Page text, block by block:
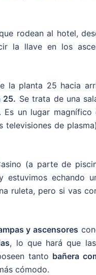
rodean al hotel,
la llave en los
la planta 25 hacia
25. Se trata de una
Es un lugar
de
(a parte de
echando
ruleta, pero si vas
y ascensores
, lo que hará que
tanto bañera
cómodo.